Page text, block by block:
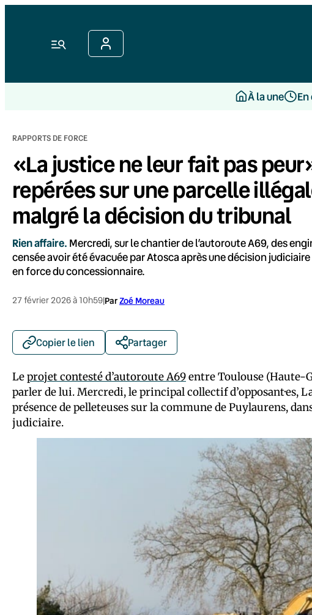
Menu
À la une
RAPPORTS DE FORCE
«La justice ne leur fait pas
repérées sur une parcelle
malgré la décision du tribunal
Rien affaire. Mercredi, sur le chantier de l’autoroute A69, des
censée avoir été évacuée par Atosca après une décision
en force du concessionnaire.
27 février 2026 à 10h59|ParZoé Moreau
Copier le lien Partager
Leprojet contesté d’autoroute A69entre Toulouse (Haute-
parler de lui. Mercredi, le principal collectif d’opposant·es,
présence de pelleteuses sur la commune de Puylaurens,
judiciaire.